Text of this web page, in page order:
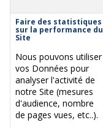
Faire des statistiques
sur la performance du
Site
Nous pouvons utiliser
vos Données pour
analyser l'activité de
notre Site (mesures
d'audience, nombre
de pages vues, etc..).